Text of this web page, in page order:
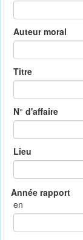
Auteur moral
Titre
N° d'affaire
Lieu
en